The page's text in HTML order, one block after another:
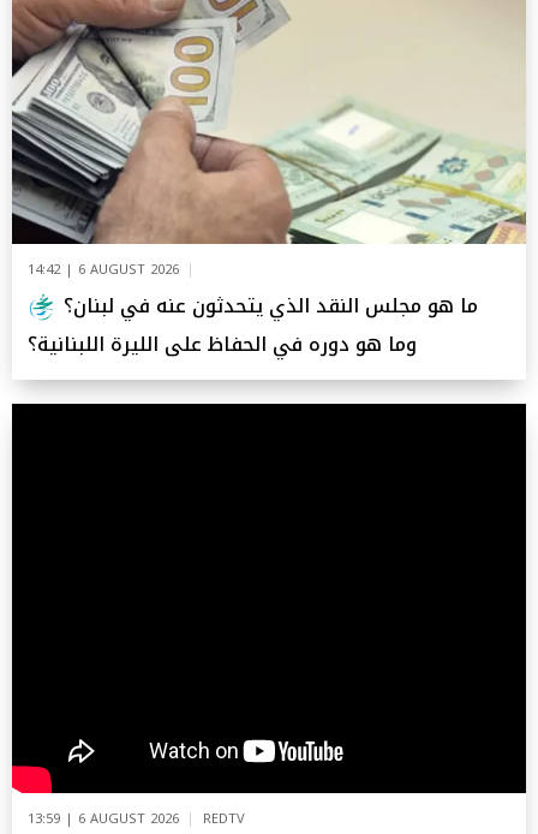
14:42 | 6 AUGUST 2026
وما هو دوره في الحفاظ على الليرة اللبنانية؟
13:59 | 6 AUGUST 2026 REDTV